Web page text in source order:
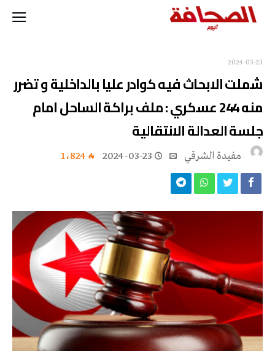
2024-03-23
شملت الابحاث فيه كوادر عليا بالداخلية و تضرر
منه 244 عسكري : ملف براكة الساحل امام
جلسة العدالة الانتقالية
مفيدة الشرقي 2024-03-23 1٬824